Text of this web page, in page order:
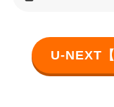
U-NEXT